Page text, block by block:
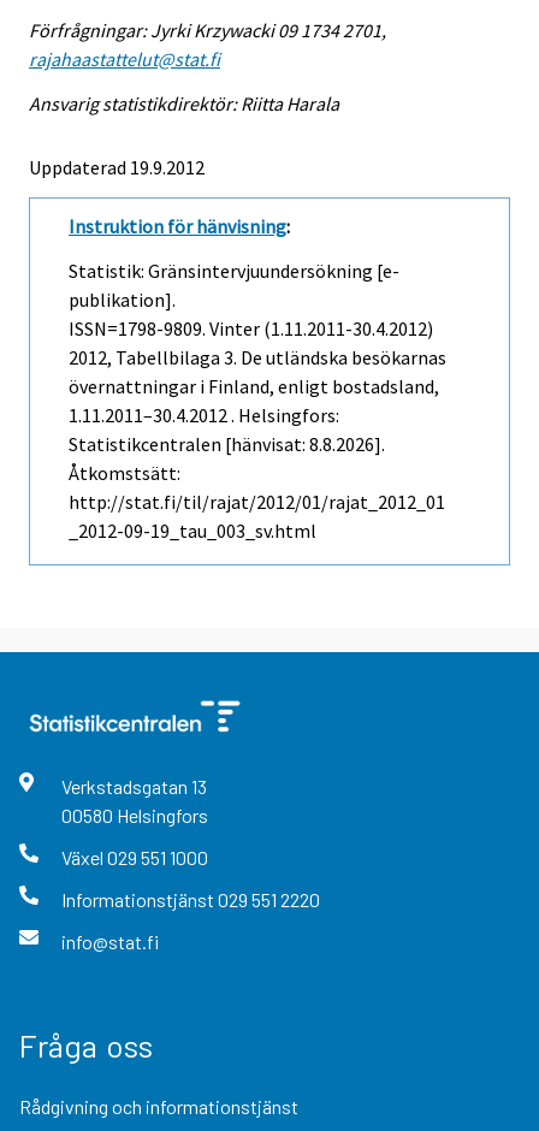
Förfrågningar: Jyrki Krzywacki 09 1734 2701,
rajahaastattelut@stat.fi
Ansvarig statistikdirektör: Riitta Harala
Uppdaterad 19.9.2012
Instruktion för hänvisning:
Statistik: Gränsintervjuundersökning [e-
publikation].
ISSN=1798-9809. Vinter (1.11.2011-30.4.2012)
2012, Tabellbilaga 3. De utländska besökarnas
övernattningar i Finland, enligt bostadsland,
1.11.2011–30.4.2012 . Helsingfors:
Statistikcentralen [hänvisat: 8.8.2026].
Åtkomstsätt:
http://stat.fi/til/rajat/2012/01/rajat_2012_01
_2012-09-19_tau_003_sv.html
Verkstadsgatan 13
00580 Helsingfors
Växel 029 551 1000
Informationstjänst 029 551 2220
info@stat.fi
Fråga oss
Rådgivning och informationstjänst